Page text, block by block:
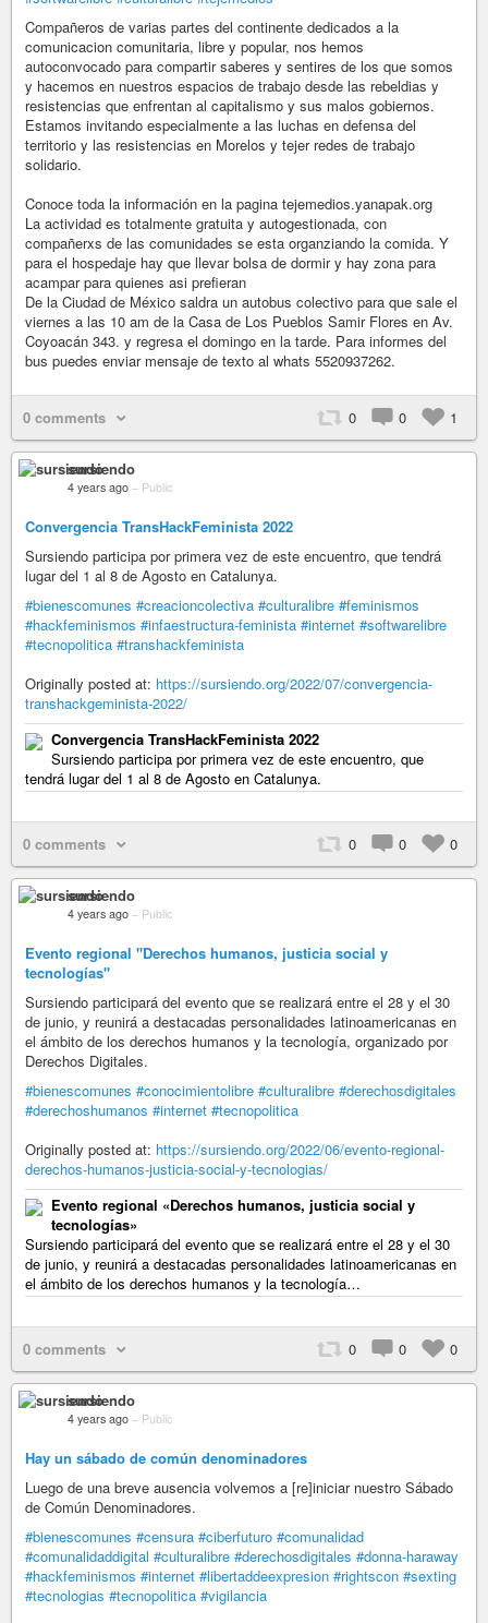
Compañeros de varias partes del continente dedicados a la
comunicacion comunitaria, libre y popular, nos hemos
autoconvocado para compartir saberes y sentires de los que somos
y hacemos en nuestros espacios de trabajo desde las rebeldias y
resistencias que enfrentan al capitalismo y sus malos gobiernos.
Estamos invitando especialmente a las luchas en defensa del
territorio y las resistencias en Morelos y tejer redes de trabajo
solidario.
Conoce toda la información en la pagina tejemedios.yanapak.org
La actividad es totalmente gratuita y autogestionada, con
compañerxs de las comunidades se esta organziando la comida. Y
para el hospedaje hay que llevar bolsa de dormir y hay zona para
acampar para quienes asi prefieran
De la Ciudad de México saldra un autobus colectivo para que sale el
viernes a las 10 am de la Casa de Los Pueblos Samir Flores en Av.
Coyoacán 343. y regresa el domingo en la tarde. Para informes del
bus puedes enviar mensaje de texto al whats 5520937262.
0 comments 0 0 1
sursiendo
4 years ago – Public
Convergencia TransHackFeminista 2022
Sursiendo participa por primera vez de este encuentro, que tendrá
lugar del 1 al 8 de Agosto en Catalunya.
#bienescomunes #creacioncolectiva #culturalibre #feminismos
#hackfeminismos #infaestructura-feminista #internet #softwarelibre
#tecnopolitica #transhackfeminista
Originally posted at: https://sursiendo.org/2022/07/convergencia-
transhackgeminista-2022/
Convergencia TransHackFeminista 2022
Sursiendo participa por primera vez de este encuentro, que
tendrá lugar del 1 al 8 de Agosto en Catalunya.
0 comments 0 0 0
sursiendo
4 years ago – Public
Evento regional "Derechos humanos, justicia social y
tecnologías"
Sursiendo participará del evento que se realizará entre el 28 y el 30
de junio, y reunirá a destacadas personalidades latinoamericanas en
el ámbito de los derechos humanos y la tecnología, organizado por
Derechos Digitales.
#bienescomunes #conocimientolibre #culturalibre #derechosdigitales
#derechoshumanos #internet #tecnopolitica
Originally posted at: https://sursiendo.org/2022/06/evento-regional-
derechos-humanos-justicia-social-y-tecnologias/
Evento regional «Derechos humanos, justicia social y
tecnologías»
Sursiendo participará del evento que se realizará entre el 28 y el 30
de junio, y reunirá a destacadas personalidades latinoamericanas en
el ámbito de los derechos humanos y la tecnología…
0 comments 0 0 0
sursiendo
4 years ago – Public
Hay un sábado de común denominadores
Luego de una breve ausencia volvemos a [re]iniciar nuestro Sábado
de Común Denominadores.
#bienescomunes #censura #ciberfuturo #comunalidad
#comunalidaddigital #culturalibre #derechosdigitales #donna-haraway
#hackfeminismos #internet #libertaddeexpresion #rightscon #sexting
#tecnologias #tecnopolitica #vigilancia